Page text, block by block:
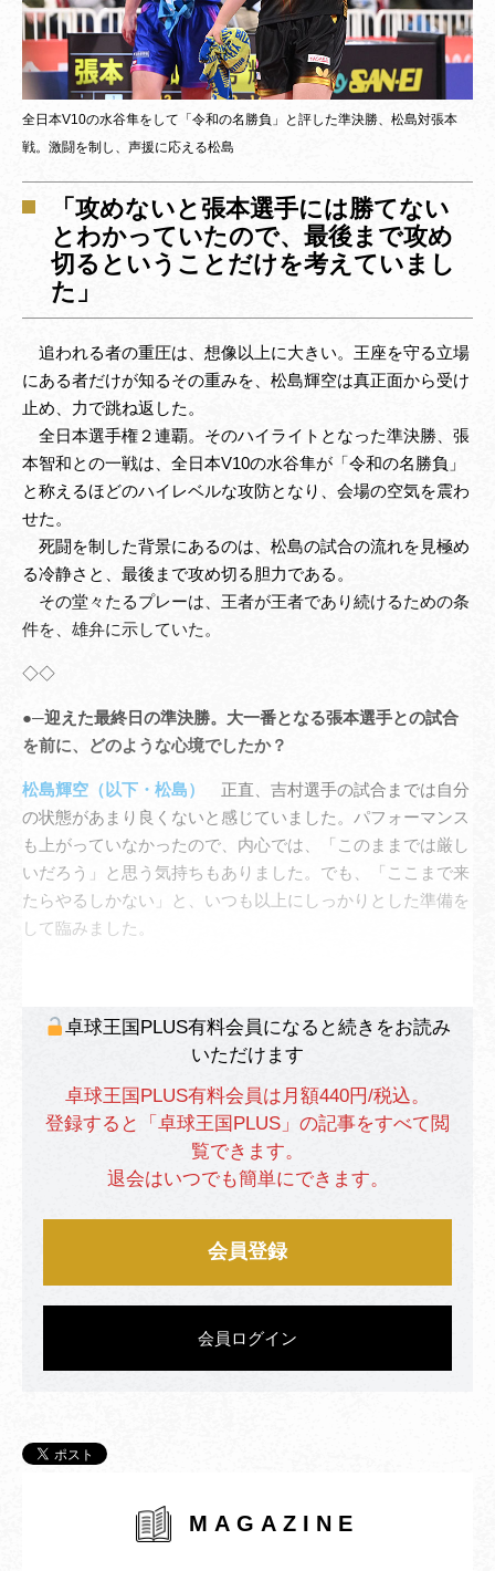
全日本V10の水谷隼をして「令和の名勝負」と評した準決勝、松島対張本
戦。激闘を制し、声援に応える松島
「攻めないと張本選手には勝てない
とわかっていたので、最後まで攻め
切るということだけを考えていまし
た」
追われる者の重圧は、想像以上に大きい。王座を守る立場
にある者だけが知るその重みを、松島輝空は真正面から受け
止め、力で跳ね返した。
全日本選手権２連覇。そのハイライトとなった準決勝、張
本智和との一戦は、全日本V10の水谷隼が「令和の名勝負」
と称えるほどのハイレベルな攻防となり、会場の空気を震わ
せた。
死闘を制した背景にあるのは、松島の試合の流れを見極め
る冷静さと、最後まで攻め切る胆力である。
その堂々たるプレーは、王者が王者であり続けるための条
件を、雄弁に示していた。
◇◇
●─迎えた最終日の準決勝。大一番となる張本選手との試合
を前に、どのような心境でしたか？
松島輝空（以下・松島）
正直、吉村選手の試合までは自分
の状態があまり良くないと感じていました。パフォーマンス
も上がっていなかったので、内心では、「このままでは厳し
いだろう」と思う気持ちもありました。でも、「ここまで来
たらやるしかない」と、いつも以上にしっかりとした準備を
して臨みました。
卓球王国PLUS有料会員になると続きをお読み
いただけます
卓球王国PLUS有料会員は月額440円/税込。
登録すると「卓球王国PLUS」の記事をすべて閲
覧できます。
退会はいつでも簡単にできます。
会員登録
会員ログイン
MAGAZINE